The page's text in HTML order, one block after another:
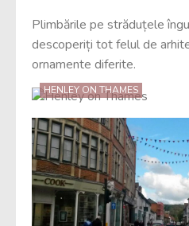
Plimbările pe străduțele
descoperiți tot felul de
ornamente diferite.
HENLEY ON THAMES